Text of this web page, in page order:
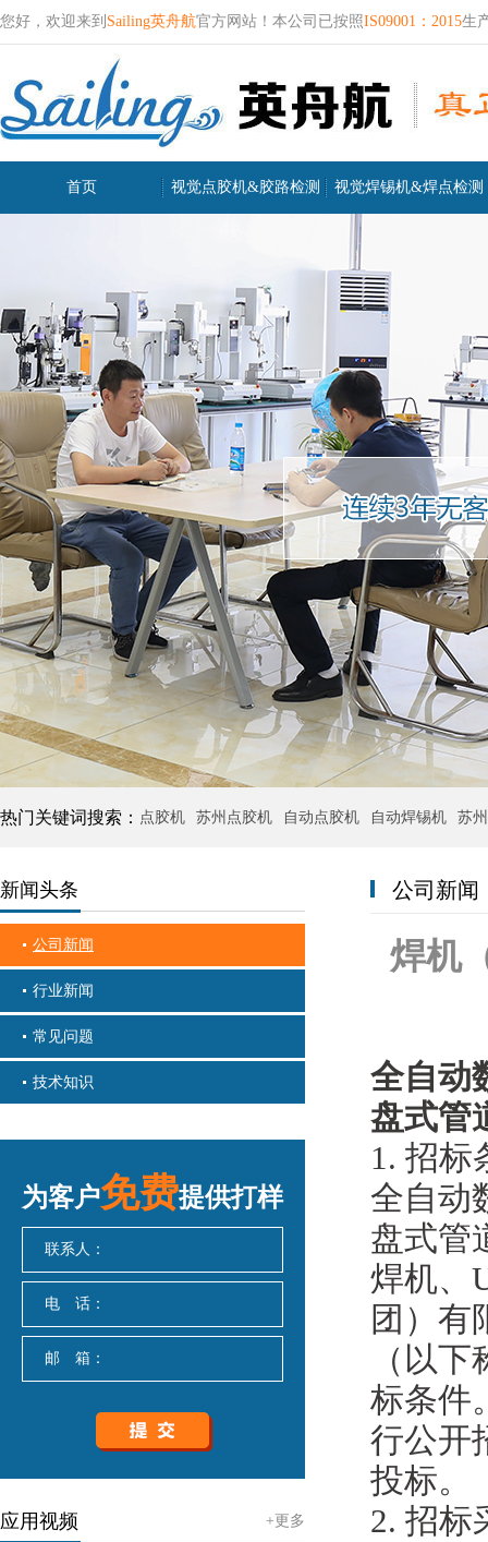
您好，欢迎来到 Sailing英舟航官方网站！本公司已按照IS09001：2015生
首页 视觉点胶机&胶路检测 视觉焊锡机&焊点检测
热门关键词搜索： 点胶机 苏州点胶机 自动点胶机 自动焊锡机 苏
公司新闻
焊机
全自动
盘式管
1. 招标
全自动
盘式管
焊机、
团）有
（以下
标条件
行公开
投标。
2. 招标
新闻头条
公司新闻
行业新闻
常见问题
技术知识
为客户免费提供打样
联系人：
电 话：
邮 箱：
应用视频 +更多